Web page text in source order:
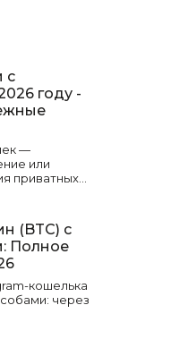
с
году -
—
или
приватных…
(BTC) с
Полное
кошелька
через